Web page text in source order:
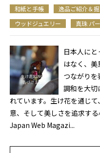
和紙と手帳 逸品ご紹介＆
ウッドジュエリー
真珠 パ
日本人に
はなく、
つながり
調和を大切
れています。生け花を通じ
意、そして美しさを追求す
Japan Web Magazi...